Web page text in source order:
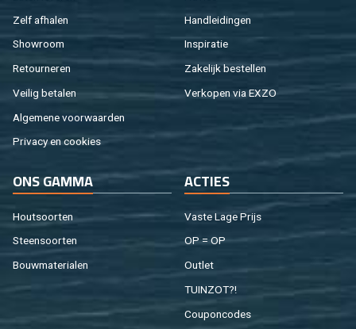
Zelf af­ha­len
Show­room
Re­tour­ne­ren
Vei­lig be­ta­len
Al­ge­me­ne voor­waar­den
Pri­va­cy en coo­kies
Hand­lei­din­gen
In­spi­ra­tie
Za­ke­lijk be­stel­len
Ver­ko­pen via EXZO
ONS GAMMA
Hout­soor­ten
Steen­soor­ten
Bouw­ma­te­ri­a­len
AC­TIES
Vaste Lage Prijs
OP = OP
Out­let
TUIN­ZOT?!
Cou­pon­co­des